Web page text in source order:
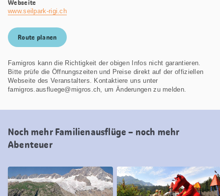
Webseite
www.seilpark-rigi.ch
Route planen
Famigros kann die Richtigkeit der obigen Infos nicht garantieren.
Bitte prüfe die Öffnungszeiten und Preise direkt auf der offiziellen
Webseite des Veranstalters. Kontaktiere uns unter
famigros.ausfluege@migros.ch, um Änderungen zu melden.
Noch mehr Familienausflüge – noch mehr
Abenteuer